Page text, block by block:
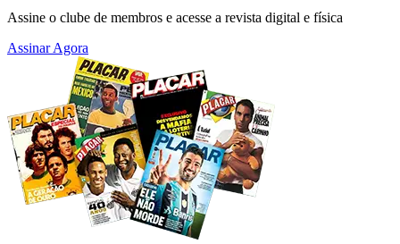
Assine o clube de membros e acesse a revista digital e física
Assinar Agora